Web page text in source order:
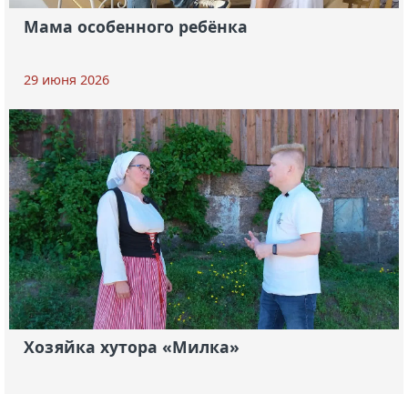
Мама особенного ребёнка
29 июня 2026
Хозяйка хутора «Милка»